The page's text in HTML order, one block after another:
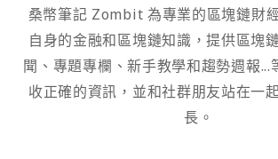
桑幣筆記 Zombit 為專業的區塊鏈財
自身的金融和區塊鏈知識，提供區塊
聞、專題專欄、新手教學和趨勢週報...
收正確的資訊，並和社群朋友站在一
長。